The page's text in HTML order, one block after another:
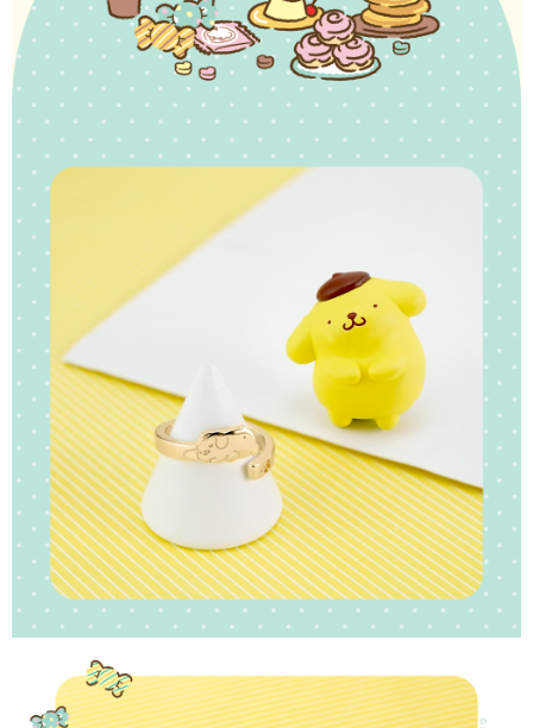
１．透過由恩沛科技股份有限公司提供之「AFTEE先享後付」服務完成之交
易，需依本服務之必要範圍內提供個人資料，並將交易相關給付款項請求債
權轉讓予恩沛科技股份有限公司。
２．關於個人資料處理事宜，請瀏覽以下網址：
https://aftee.tw/terms/#terms3
「AFTEE先享後付」，若未經同意申辦者引起之損失，本公司不負相關責
任。
４．使用「AFTEE先享後付」時，將依據個別帳號之用戶狀況，依本公司即
時審查核予不同之上限額度；若仍有額度不足之情形，本公司將視審查結果
請求用戶進行身份認證。
５．嚴禁一人註冊多個帳號或使用他人資訊註冊。若發現惡意使用之情形，
恩沛科技股份有限公司將有權停止該用戶之使用額度並採取法律行動。
宅配
每筆NT$60，滿NT$1,500(含以上)免運費
免運費
貨到付款
每筆NT$90
國家/地區配送 查看運費